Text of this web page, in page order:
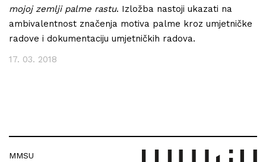
mojoj zemlji palme rastu. Izložba nastoji ukazati na
ambivalentnost značenja motiva palme kroz umjetničke
radove i dokumentaciju umjetničkih radova.
17. 03. 2018
MMSU